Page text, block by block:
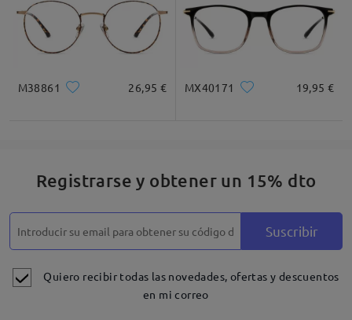
M38861 26,95 € MX40171 19,95 €
Registrarse y obtener un 15% dto
Suscribir
Quiero recibir todas las novedades, ofertas y descuentos
en mi correo